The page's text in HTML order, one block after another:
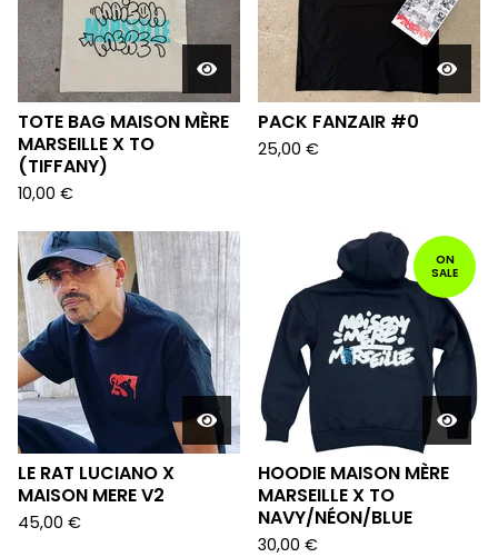
TOTE BAG MAISON MÈRE
MARSEILLE X TO
(TIFFANY)
10,00 €
PACK FANZAIR #0
25,00 €
LE RAT LUCIANO X
MAISON MERE V2
45,00 €
ON
SALE
HOODIE MAISON MÈRE
MARSEILLE X TO
NAVY/NÉON/BLUE
30,00 €